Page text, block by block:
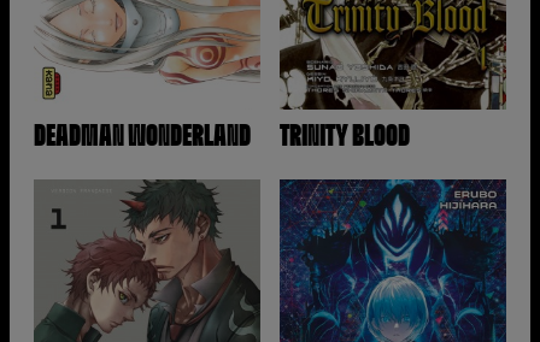
DEADMAN WONDERLAND TRINITY BLOOD